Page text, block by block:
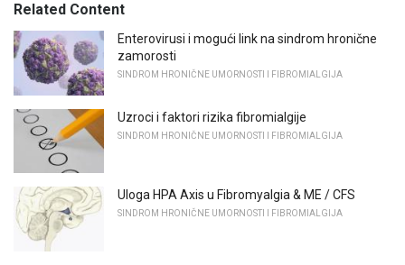
Related Content
Enterovirusi i mogući link na sindrom hronične
zamorosti
SINDROM HRONIČNE UMORNOSTI I FIBROMIALGIJA
Uzroci i faktori rizika fibromialgije
SINDROM HRONIČNE UMORNOSTI I FIBROMIALGIJA
Uloga HPA Axis u Fibromyalgia & ME / CFS
SINDROM HRONIČNE UMORNOSTI I FIBROMIALGIJA